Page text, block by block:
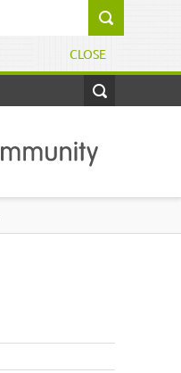
CLOSE